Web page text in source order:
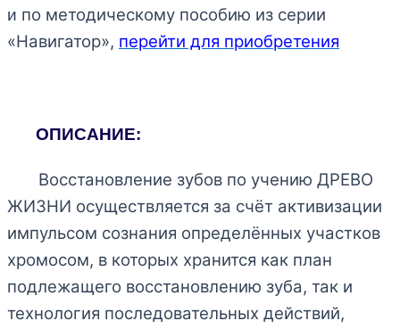
и по методическому пособию из серии
«Навигатор», перейти для приобретения
ОПИСАНИЕ:
Восстановление зубов по учению ДРЕВО
ЖИЗНИ осуществляется за счёт активизации
импульсом сознания определённых участков
хромосом, в которых хранится как план
подлежащего восстановлению зуба, так и
технология последовательных действий,